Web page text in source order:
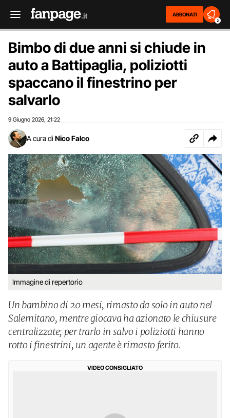
ABBONATI
2
Bimbo di due anni si chiude in
auto a Battipaglia, poliziotti
spaccano il finestrino per
salvarlo
9 Giugno 2026 21:22
A cura di Nico Falco
Immagine di repertorio
Un bambino di 20 mesi, rimasto da solo in auto nel
Salernitano, mentre giocava ha azionato le chiusure
centralizzate; per trarlo in salvo i poliziotti hanno
rotto i finestrini, un agente è rimasto ferito.
VIDEO CONSIGLIATO